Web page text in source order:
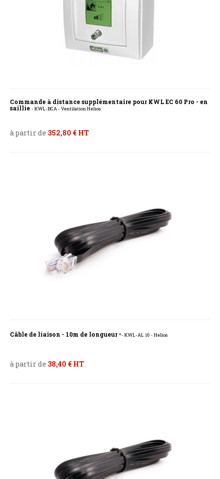
Commande à distance supplémentaire pour KWL EC 60 Pro - en
saillie - KWL-BCA - Ventilation Helios
à partir de 352,80 € HT
Câble de liaison - 10m de longueur*- KWL-AL 10 - Helios
à partir de 38,40 € HT